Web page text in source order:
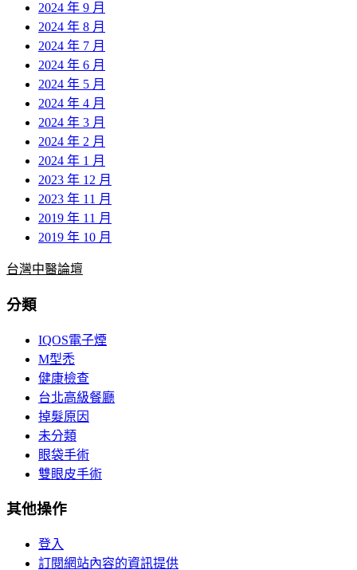
2024 年 9 月
2024 年 8 月
2024 年 7 月
2024 年 6 月
2024 年 5 月
2024 年 4 月
2024 年 3 月
2024 年 2 月
2024 年 1 月
2023 年 12 月
2023 年 11 月
2019 年 11 月
2019 年 10 月
台灣中醫論壇
分類
IQOS電子煙
M型禿
健康檢查
台北高級餐廳
掉髮原因
未分類
眼袋手術
雙眼皮手術
其他操作
登入
訂閱網站內容的資訊提供